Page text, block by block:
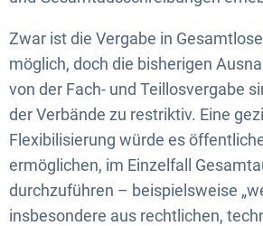
Zwar ist die Vergabe in
möglich, doch die bisherigen
von der Fach- und Teillosvergabe
der Verbände zu restriktiv. Eine
Flexibilisierung würde es
ermöglichen, im Einzelfall
durchzuführen – beispielsweise
insbesondere aus rechtlichen,